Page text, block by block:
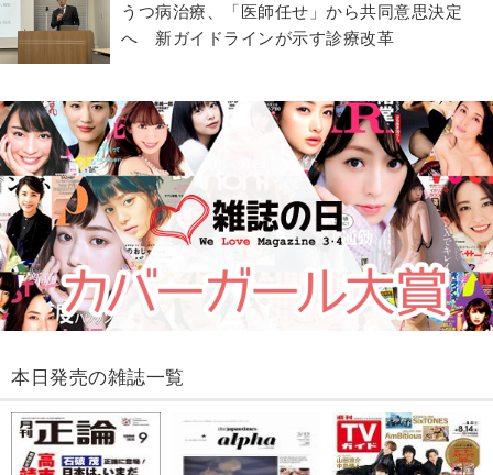
うつ病治療、「医師任せ」から共同意思決定
へ 新ガイドラインが示す診療改革
本日発売の雑誌一覧